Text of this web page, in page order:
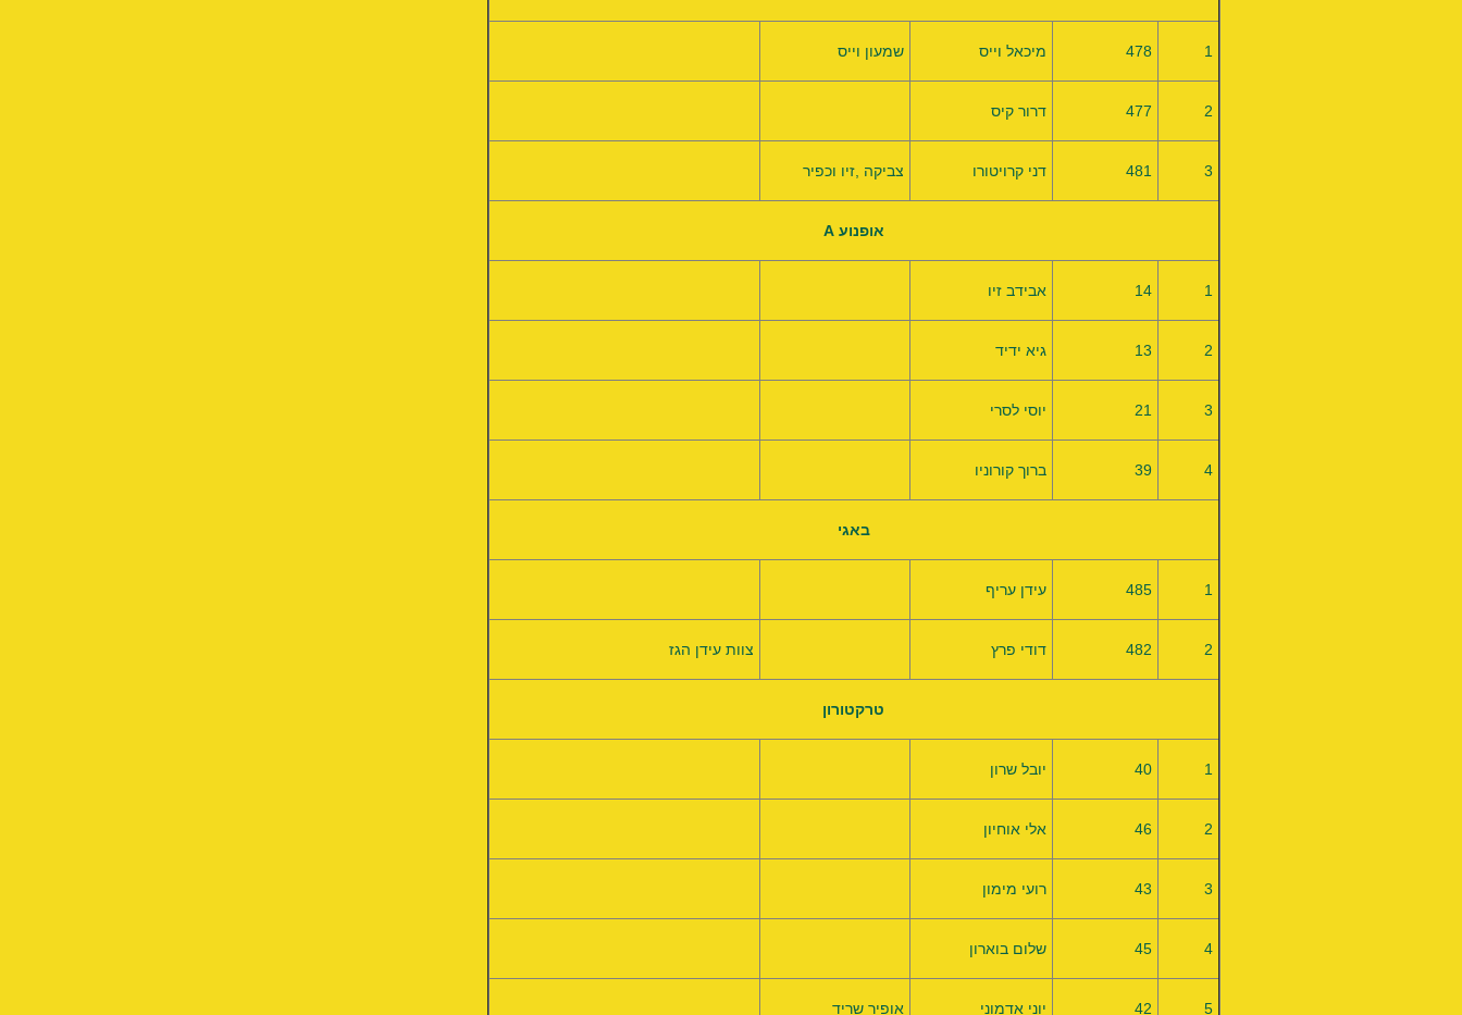
1
478 מיכאל וייס שמעון וייס
2
477 דרור קיס
3
481 דני קרויטורו צביקה ,זיו וכפיר
אופנוע A
1
14 אבידב זיו
2
13 גיא ידיד
3
21 יוסי לסרי
4
39 ברוך קורוניו
באגי
1
485 עידן עריף
2
482 דודי פרץ צוות עידן הגז
טרקטורון
1
40 יובל שרון
2
46 אלי אוחיון
3
43 רועי מימון
4
45 שלום בוארון
5
42 יוני אדמוני אופיר שריד